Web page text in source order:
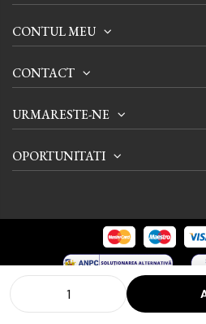
CONTUL MEU
CONTACT
URMARESTE-NE
OPORTUNITATI
© 2024 Tienda